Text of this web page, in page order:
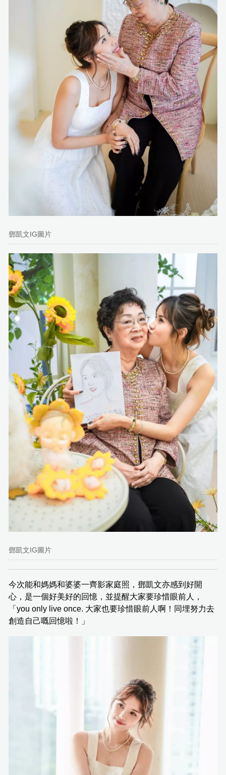
鄧凱文IG圖片
鄧凱文IG圖片
今次能和媽媽和婆婆一齊影家庭照，鄧凱文亦感到好開
心，是一個好美好的回憶，並提醒大家要珍惜眼前人，
「you only live once. 大家也要珍惜眼前人啊！同埋努力去
創造自己嘅回憶啦！」